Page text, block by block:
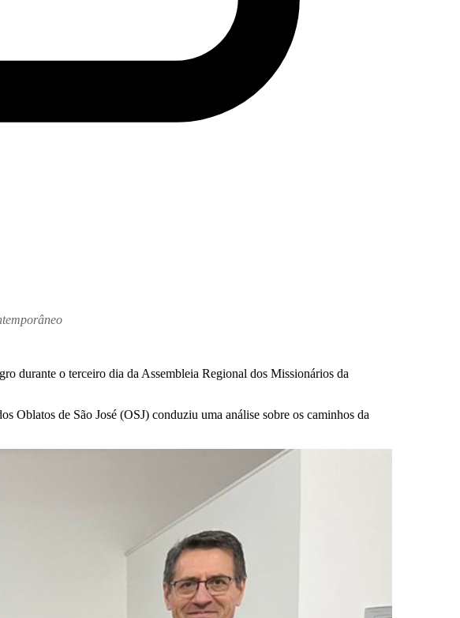
durante o terceiro dia da Assembleia Regional dos Missionários da
Oblatos de São José (OSJ) conduziu uma análise sobre os caminhos da